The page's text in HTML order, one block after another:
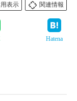
表示
関連情報
Hatena